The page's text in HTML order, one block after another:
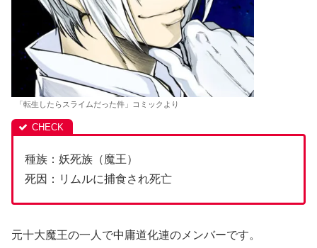
「転生したらスライムだった件」コミックより
種族：妖死族（魔王）
死因：リムルに捕食され死亡
元十大魔王の一人で中庸道化連のメンバーです。